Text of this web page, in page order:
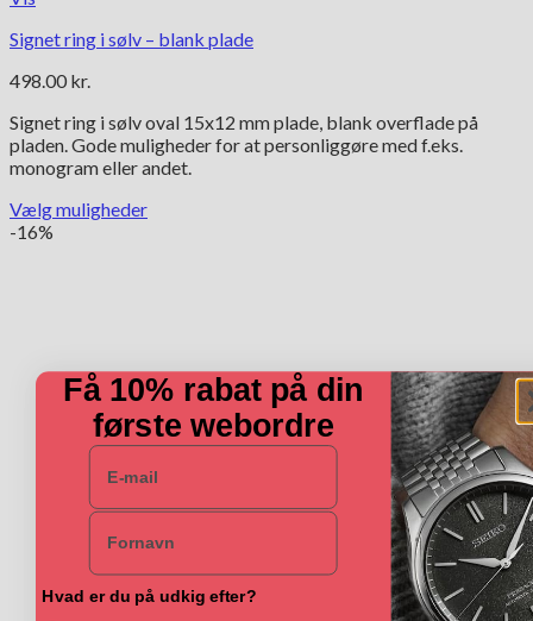
Signet ring i sølv – blank plade
498.00 kr.
Signet ring i sølv oval 15x12 mm plade, blank overflade på
pladen. Gode muligheder for at personliggøre med f.eks.
monogram eller andet.
Vælg muligheder
Dette
vælges
-16%
Få 10% rabat på din
første webordre
E-mail
Navn
Hvad er du på udkig efter?